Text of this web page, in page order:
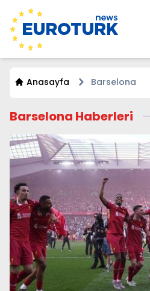
Anasayfa Barselona
Barselona Haberleri